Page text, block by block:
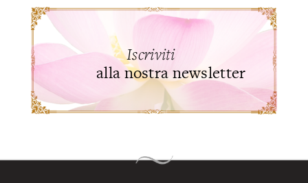
Iscriviti
alla nostra newsletter